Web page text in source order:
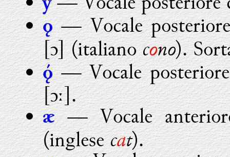
ý
ǫ — Vocale
[ɔ] (italianocono).
 — Vocale
[ɔː].
æ — Vocale
(inglesecat).